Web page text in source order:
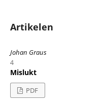
Artikelen
Johan Graus
4
Mislukt
PDF